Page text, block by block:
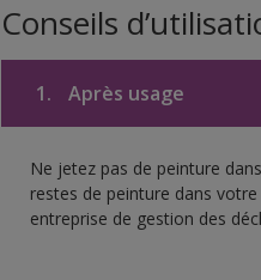
Conseils
1. Après usage
Ne jetez pas de peinture
restes de peinture dans
entreprise de gestion des